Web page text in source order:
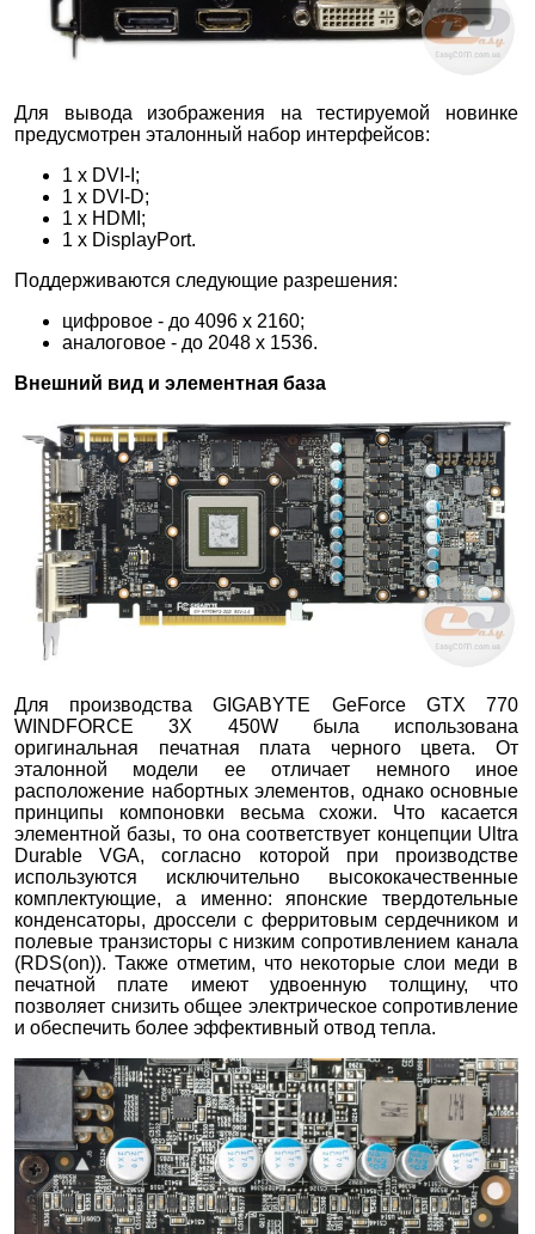
Для вывода изображения на тестируемой новинке
предусмотрен эталонный набор интерфейсов:
1 х DVI-I;
1 х DVI-D;
1 х HDMI;
1 х DisplayPort.
Поддерживаются следующие разрешения:
цифровое - до 4096 x 2160;
аналоговое - до 2048 x 1536.
Внешний вид и элементная база
Для производства GIGABYTE GeForce GTX 770
WINDFORCE 3X 450W была использована
оригинальная печатная плата черного цвета. От
эталонной модели ее отличает немного иное
расположение набортных элементов, однако основные
принципы компоновки весьма схожи. Что касается
элементной базы, то она соответствует концепции Ultra
Durable VGA, согласно которой при производстве
используются исключительно высококачественные
комплектующие, а именно: японские твердотельные
конденсаторы, дроссели с ферритовым сердечником и
полевые транзисторы с низким сопротивлением канала
(RDS(on)). Также отметим, что некоторые слои меди в
печатной плате имеют удвоенную толщину, что
позволяет снизить общее электрическое сопротивление
и обеспечить более эффективный отвод тепла.